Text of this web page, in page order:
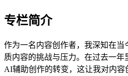
专栏简介
作为一名内容创作者，我深知在
质内容的挑战与压力。在过去一年
AI辅助创作的转变，这让我对内容